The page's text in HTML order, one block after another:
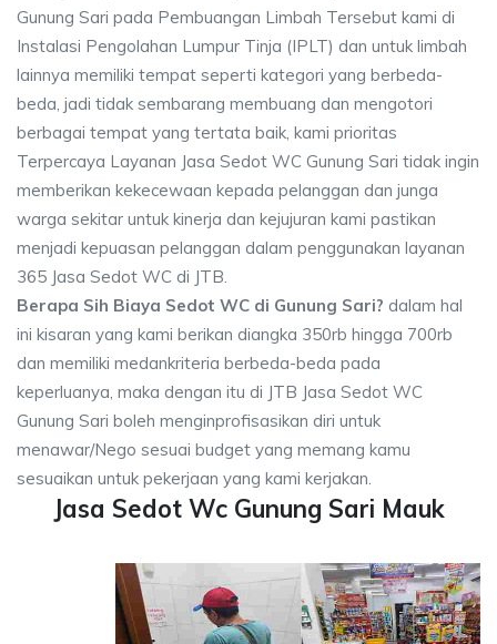
Gunung Sari pada Pembuangan Limbah Tersebut kami di
Instalasi Pengolahan Lumpur Tinja (IPLT) dan untuk limbah
lainnya memiliki tempat seperti kategori yang berbeda-
beda, jadi tidak sembarang membuang dan mengotori
berbagai tempat yang tertata baik, kami prioritas
Terpercaya Layanan Jasa Sedot WC Gunung Sari tidak ingin
memberikan kekecewaan kepada pelanggan dan junga
warga sekitar untuk kinerja dan kejujuran kami pastikan
menjadi kepuasan pelanggan dalam penggunakan layanan
365 Jasa Sedot WC di JTB.
Berapa Sih Biaya Sedot WC di Gunung Sari? dalam hal
ini kisaran yang kami berikan diangka 350rb hingga 700rb
dan memiliki medankriteria berbeda-beda pada
keperluanya, maka dengan itu di JTB Jasa Sedot WC
Gunung Sari boleh menginprofisasikan diri untuk
menawar/Nego sesuai budget yang memang kamu
sesuaikan untuk pekerjaan yang kami kerjakan.
Jasa Sedot Wc Gunung Sari Mauk